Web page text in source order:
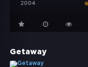
2004
Getaway